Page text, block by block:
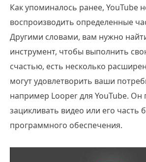
Как упоминалось ранее, YouTube
воспроизводить определенные
Другими словами, вам нужно
инструмент, чтобы выполнить
счастью, есть несколько
могут удовлетворить ваши
например Looper для YouTube. Он
зацикливать видео или его часть
программного обеспечения.